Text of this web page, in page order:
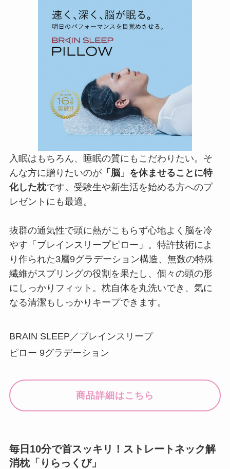
入眠はもちろん、睡眠の質にもこだわりたい。そ
んな方に贈りたいのが「脳」を休ませることに特
化した枕です。受験生や新生活を始める方へのプ
レゼントにも最適。
抜群の通気性で頭に熱がこもらず心地よく脳を冷
やす「ブレインスリープピロー」。特許技術によ
り作られた3層9グラデーション構造、無数の特殊
繊維がスプリングの役割を果たし、個々の頭の形
にしっかりフィット。枕自体を丸洗いでき、気に
なる清潔もしっかりキープできます。
BRAIN SLEEP／ブレインスリープ
ピロー 9グラデーション
商品詳細はこちら
毎日10分で首スッキリ！ストレートネック解
消枕「りらっくび」